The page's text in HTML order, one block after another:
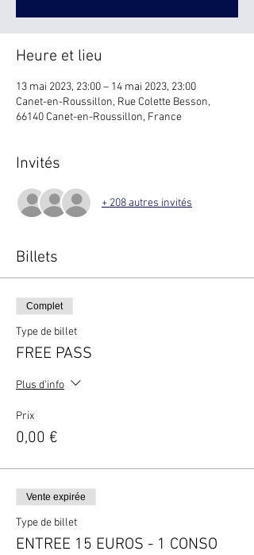
Heure et lieu
13 mai 2023, 23:00 – 14 mai 2023, 23:00
Canet-en-Roussillon, Rue Colette Besson,
66140 Canet-en-Roussillon, France
Invités
+ 208 autres invités
Billets
Complet
Type de billet
FREE PASS
Plus d'info
Prix
0,00 €
Vente expirée
Type de billet
ENTREE 15 EUROS - 1 CONSO